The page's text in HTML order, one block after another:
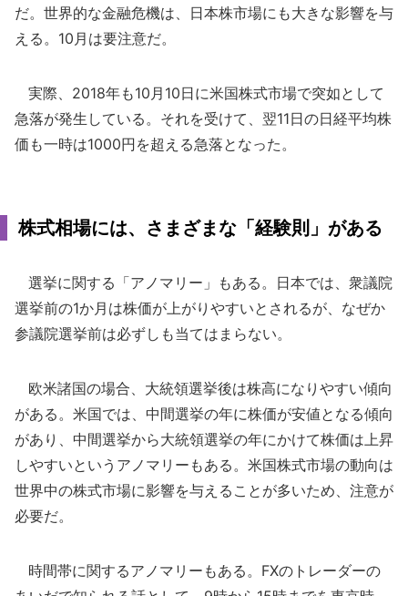
だ。世界的な金融危機は、日本株市場にも大きな影響を与
える。10月は要注意だ。
実際、2018年も10月10日に米国株式市場で突如として
急落が発生している。それを受けて、翌11日の日経平均株
価も一時は1000円を超える急落となった。
株式相場には、さまざまな「経験則」がある
選挙に関する「アノマリー」もある。日本では、衆議院
選挙前の1か月は株価が上がりやすいとされるが、なぜか
参議院選挙前は必ずしも当てはまらない。
欧米諸国の場合、大統領選挙後は株高になりやすい傾向
がある。米国では、中間選挙の年に株価が安値となる傾向
があり、中間選挙から大統領選挙の年にかけて株価は上昇
しやすいというアノマリーもある。米国株式市場の動向は
世界中の株式市場に影響を与えることが多いため、注意が
必要だ。
時間帯に関するアノマリーもある。FXのトレーダーの